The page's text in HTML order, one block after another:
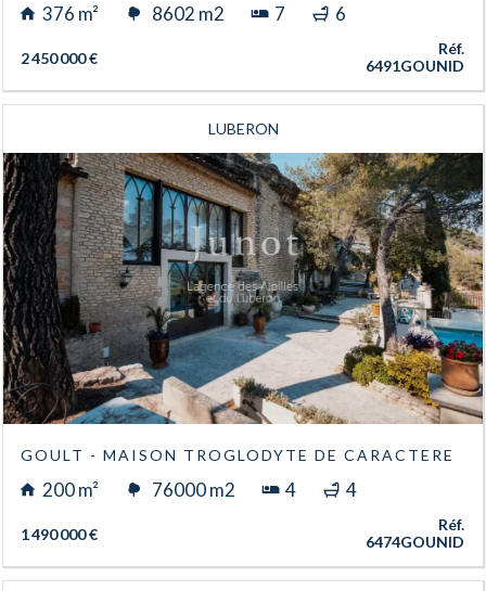
376 m² 8602 m2 7 6
2 450 000 €
Réf.
6491GOUNID
LUBERON
GOULT - MAISON TROGLODYTE DE CARACTERE
200 m² 76000 m2 4 4
1 490 000 €
Réf.
6474GOUNID